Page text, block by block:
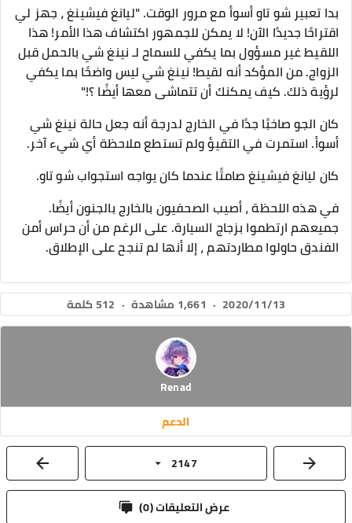
بدا تعبير شو تاو أسوأ مع مرور الوقت. "ليانغ فيشينغ ، جهز لي
اقتراحًا جديدًا الآن! لا يمكن للجمهور اكتشاف هذا الأمر! هذا
اللقيط غير مسؤول بما يكفي للسماح لـ نينغ شي بالحمل قبل
الزواج. من المؤكد أنه لقيط! نينغ شي ليس واضحًا بما يكفي
لرؤية ذلك. كيف يمكنك أن تتماشى معها أيضًا ؟!"
كان الجو صاخبًا جدًا في الخارج لدرجة أنه جعل حالة نينغ شي
أسوأ. استمرت في التقيؤ ولم تستطع ملاحظة أي شيء آخر.
كان ليانغ فيشينغ صامتًا عندما كان يواجه استجواب شو تاو.
في هذه اللحظة ، أصيب الصحفيون بالخارج بالجنون أيضًا.
جميعهم ارتطموا بزجاج السيارة. على الرغم من أن حراس أمن
الفندق حاولوا مطاردتهم ، إلا أنها لم تنجح على الإطلاق.
2020/11/13
· 1,661 مشاهدة · 512 كلمة
Renad
الدعم
2147
عرض التعليقات ( 0
)